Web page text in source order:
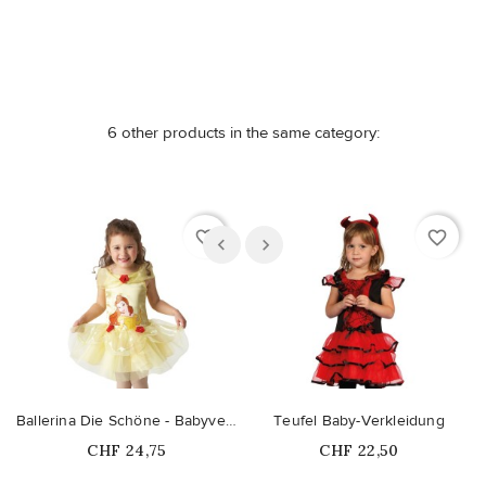
6 other products in the same category:
favorite_border
Ballerina Die Schöne - Babyverkleidung
Price
CHF 24,75
favorite_border
Teufel Baby-Verkleidung
Price
CHF 22,50